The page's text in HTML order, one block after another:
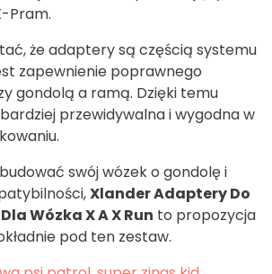
Pram.
że adaptery są częścią systemu
zapewnienie poprawnego
gondolą a ramą. Dzięki temu
przewidywalna i wygodna w
swój wózek o gondolę i
Xlander Adaptery Do
Wózka X A X Run to propozycja
pod ten zestaw.